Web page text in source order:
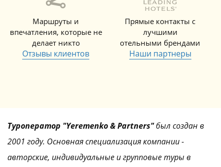
Маршруты и
впечатления, которые не
делает никто
Отзывы клиентов
Прямые контакты с
лучшими
отельными брендами
Наши партнеры
Туроператор "Yeremenko & Partners"был создан в
2001 году. Основная специализация компании -
авторские, индивидуальные и групповые туры в